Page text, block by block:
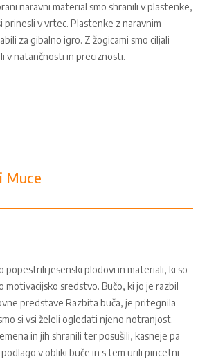
naravni material smo shranili v plastenke,
prinesli v vrtec. Plastenke z naravnim
za gibalno igro. Z žogicami smo ciljali
v natančnosti in preciznosti.
Muce
popestrili jesenski plodovi in materiali, ki so
motivacijsko sredstvo. Bučo, ki jo je razbil
predstave Razbita buča, je pritegnila
si vsi želeli ogledati njeno notranjost.
in jih shranili ter posušili, kasneje pa
v obliki buče in s tem urili pincetni